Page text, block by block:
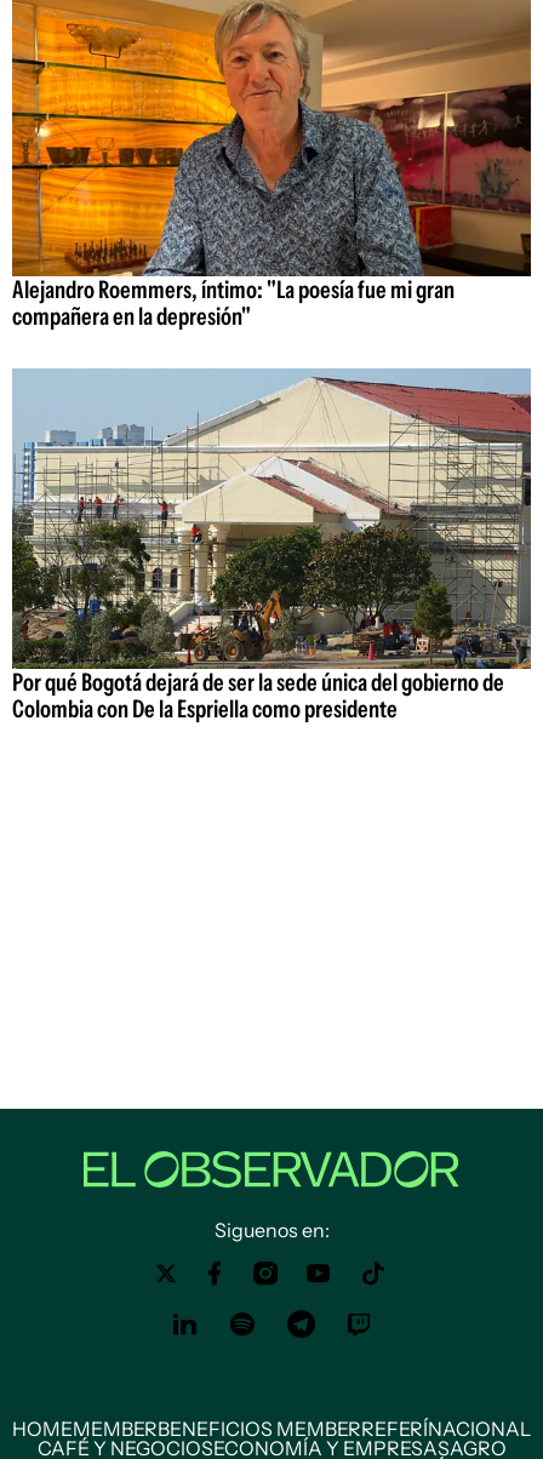
Alejandro Roemmers, íntimo: "La poesía fue mi gran
compañera en la depresión"
Por qué Bogotá dejará de ser la sede única del gobierno de
Colombia con De la Espriella como presidente
Siguenos en:
HOMEMEMBERBENEFICIOS MEMBERREFERÍNACIONAL
CAFÉ Y NEGOCIOSECONOMÍA Y EMPRESASAGRO